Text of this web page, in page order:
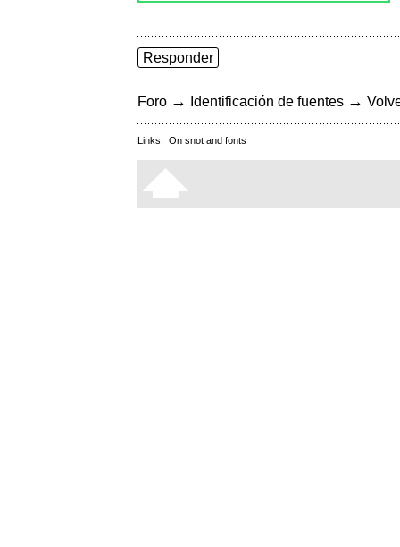
Responder
Foro → Identificación de fuentes →
Links: On snot and fonts